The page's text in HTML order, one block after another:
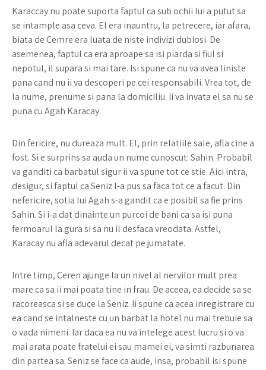
Karaccay nu poate suporta faptul ca sub ochii lui a putut sa
se intample asa ceva. El era inauntru, la petrecere, iar afara,
biata de Cemre era luata de niste indivizi dubiosi. De
asemenea, faptul ca era aproape sa isi piarda si fiul si
nepotul, il supara si mai tare. Isi spune ca nu va avea liniste
pana cand nu ii va descoperi pe cei responsabili. Vrea tot, de
la nume, prenume si pana la domiciliu. Ii va invata el sa nu se
puna cu Agah Karacay.
Din fericire, nu dureaza mult. El, prin relatiile sale, afla cine a
fost. Si e surprins sa auda un nume cunoscut: Sahin. Probabil
va ganditi ca barbatul sigur ii va spune tot ce stie. Aici intra,
desigur, si faptul ca Seniz l-a pus sa faca tot ce a facut. Din
nefericire, sotia lui Agah s-a gandit ca e posibil sa fie prins
Sahin. Si i-a dat dinainte un purcoi de bani ca sa isi puna
fermoarul la gura si sa nu il desfaca vreodata. Astfel,
Karacay nu afla adevarul decat pe jumatate.
Intre timp, Ceren ajunge la un nivel al nervilor mult prea
mare ca sa ii mai poata tine in frau. De aceea, ea decide sa se
racoreasca si se duce la Seniz. Ii spune ca acea inregistrare cu
ea cand se intalneste cu un barbat la hotel nu mai trebuie sa
o vada nimeni. Iar daca ea nu va intelege acest lucru si o va
mai arata poate fratelui ei sau mamei ei, va simti razbunarea
din partea sa. Seniz se face ca aude, insa, probabil isi spune